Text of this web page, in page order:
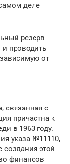
деле
резерв
и проводить
от
связанная с
причастна к
в 1963 году.
указа №11110,
этой
финансов